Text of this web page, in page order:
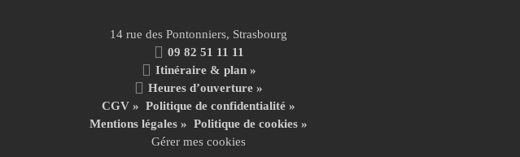
14 rue des Pontonniers, Strasbourg
09 82 51 11 11
Itinéraire & plan »
Heures d’ouverture »
CGV » Politique de confidentialité »
Mentions légales » Politique de cookies »
Gérer mes cookies